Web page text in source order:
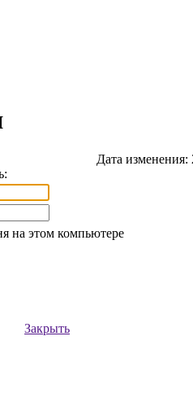
Дата изменения:
на этом компьютере
Закрыть